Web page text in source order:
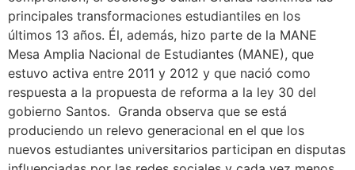
principales transformaciones estudiantiles en los
últimos 13 años. Él, además, hizo parte de la MANE
Mesa Amplia Nacional de Estudiantes (MANE), que
estuvo activa entre 2011 y 2012 y que nació como
respuesta a la propuesta de reforma a la ley 30 del
gobierno Santos. Granda observa que se está
produciendo un relevo generacional en el que los
nuevos estudiantes universitarios participan en disputas